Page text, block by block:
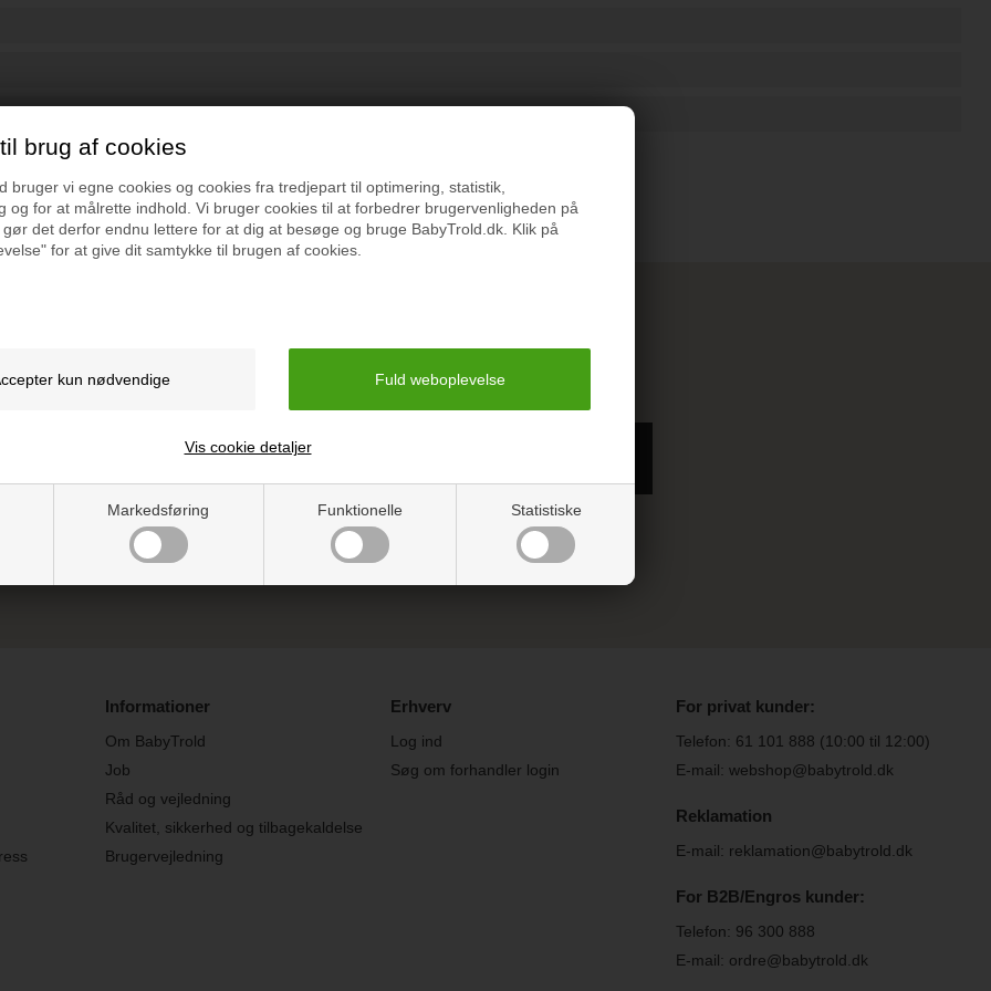
brug af cookies
bruger vi egne cookies og cookies fra tredjepart til optimering, statistik,
og for at målrette indhold. Vi bruger cookies til at forbedrer brugervenligheden på
det derfor endnu lettere for at dig at besøge og bruge BabyTrold.dk. Klik på
for at give dit samtykke til brugen af cookies.
Markedsføring Funktionelle Statistiske
Vis cookie detaljer
EN 1888-1:2018.
materiale- og produktionsfejl. Mere information om købeloven finder du på www.forbrug.dk eller i vores handelsbetingelser.
kan blive endnu billigere at handle hos os! ;-)
Tilmeld dig vores nyhedsbrev og gå ikke glip af gode tilbud
* Ved at tilmelde dig accepterer du vores persondatapolitik vedr. nyhedsbrev
altid afmelde dig vores nyhedsbrev, hvis du ikke ønsker at modtage dem længere.
Informationer
Om BabyTrold
Job
Råd og vejledning
Kvalitet, sikkerhed og tilbagekaldelse
Brugervejledning
Erhverv
Log ind
Søg om forhandler login
For privat kunder:
Telefon: 61 101 888 (10:00 til 12:00)
E-mail: webshop@babytrold.dk
Reklamation
E-mail: reklamation@babytrold.dk
For B2B/Engros kunder:
Telefon: 96 300 888
E-mail: ordre@babytrold.dk